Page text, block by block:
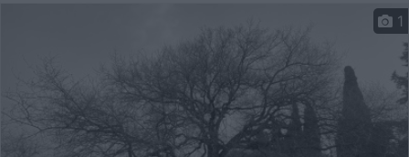
1